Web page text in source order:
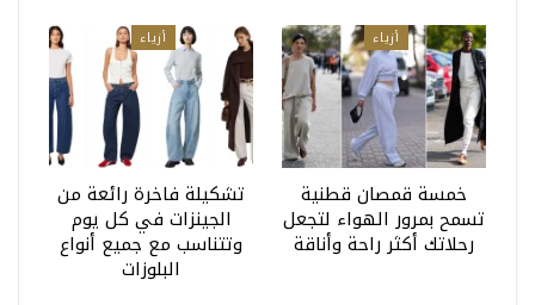
أزياء
خمسة قمصان قطنية
تسمح بمرور الهواء لتجعل
رحلاتك أكثر راحة وأناقة
أزياء
تشكيلة فاخرة رائعة من
الجينزات في كل يوم
وتتناسب مع جميع أنواع
البلوزات